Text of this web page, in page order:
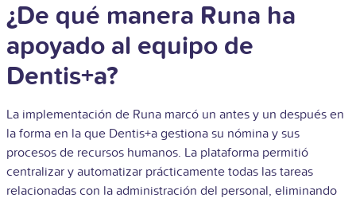
¿De qué manera Runa ha
apoyado al equipo de
Dentis+a?
La implementación de Runa marcó un antes y un después en
la forma en la que Dentis+a gestiona su nómina y sus
procesos de recursos humanos. La plataforma permitió
centralizar y automatizar prácticamente todas las tareas
relacionadas con la administración del personal, eliminando